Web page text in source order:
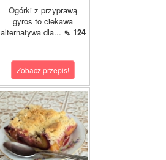
Ogórki z przyprawą
gyros to ciekawa
alternatywa dla... ⇖ 124
Zobacz przepis!